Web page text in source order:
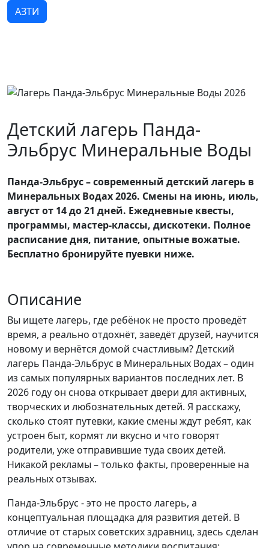
АЗТИ
Детский лагерь Панда-
Эльбрус Минеральные Воды
Панда-Эльбрус – современный детский лагерь в
Минеральных Водах 2026. Смены на июнь, июль,
август от 14 до 21 дней. Ежедневные квесты,
программы, мастер-классы, дискотеки. Полное
расписание дня, питание, опытные вожатые.
Бесплатно бронируйте пуевки ниже.
Описание
Вы ищете лагерь, где ребёнок не просто проведёт
время, а реально отдохнёт, заведёт друзей, научится
новому и вернётся домой счастливым? Детский
лагерь Панда-Эльбрус в Минеральных Водах – один
из самых популярных вариантов последних лет. В
2026 году он снова открывает двери для активных,
творческих и любознательных детей. Я расскажу,
сколько стоят путевки, какие смены ждут ребят, как
устроен быт, кормят ли вкусно и что говорят
родители, уже отправившие туда своих детей.
Никакой рекламы – только факты, проверенные на
реальных отзывах.
Панда-Эльбрус - это не просто лагерь, а
концептуальная площадка для развития детей. В
отличие от старых советских здравниц, здесь сделан